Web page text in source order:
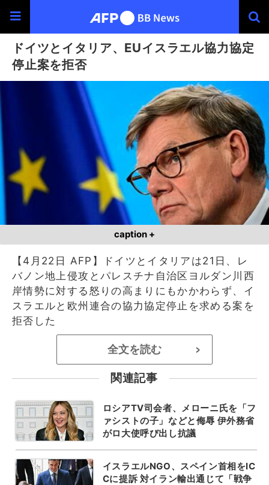
ドイツとイタリア、EUイスラエル協力協定
停止案を拒否
caption +
【4月22日 AFP】ドイツとイタリアは21日、レ
バノン地上侵攻とパレスチナ自治区ヨルダン川西
岸情勢に対する怒りの高まりにもかかわらず、イ
スラエルと欧州連合の協力協定停止を求める案を
拒否した
全文を読む >
関連記事
ロシアTV司会者、メローニ氏を「フ
ァシストの子」などと侮辱 伊外務省
がロ大使呼び出し抗議
イスラエルNGO、スペイン首相をIC
Cに提訴 対イラン輸出通じて「戦争